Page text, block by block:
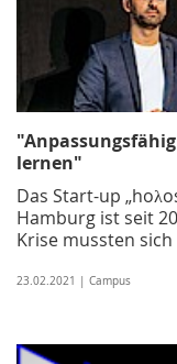
lernen"
Das Start-up
Hamburg ist seit
Krise mussten
23.02.2021 | Campus